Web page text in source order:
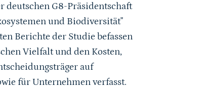
deutschen G8-Präsidentschaft
und Biodiversität"
Berichte der Studie befassen
Vielfalt und den Kosten,
auf
für Unternehmen verfasst.